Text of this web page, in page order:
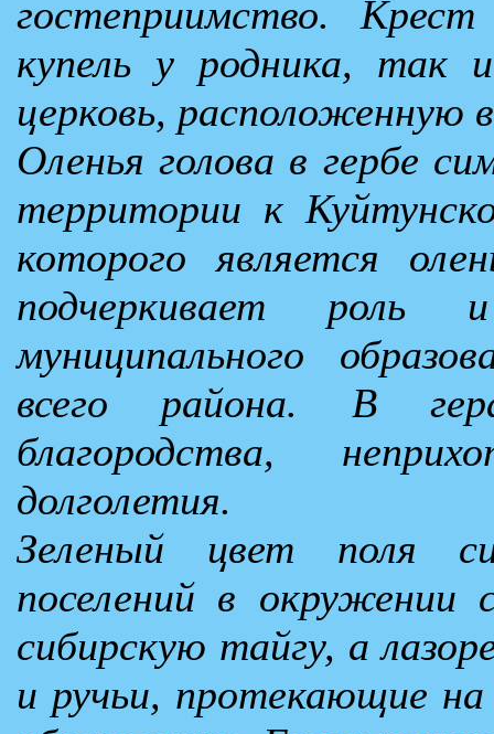
гостеприимство.
купель у родника, так
церковь, расположенную
Оленья голова в гербе
территории к
которого является
подчеркивает роль
муниципального
всего района. В
благородства,
долголетия.
Зеленый цвет поля
поселений в окружении
сибирскую тайгу, а
и ручьи, протекающие